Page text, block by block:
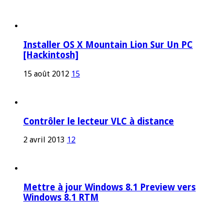
Installer OS X Mountain Lion Sur Un PC
[Hackintosh]
15 août 2012 15
Contrôler le lecteur VLC à distance
2 avril 2013 12
Mettre à jour Windows 8.1 Preview vers
Windows 8.1 RTM